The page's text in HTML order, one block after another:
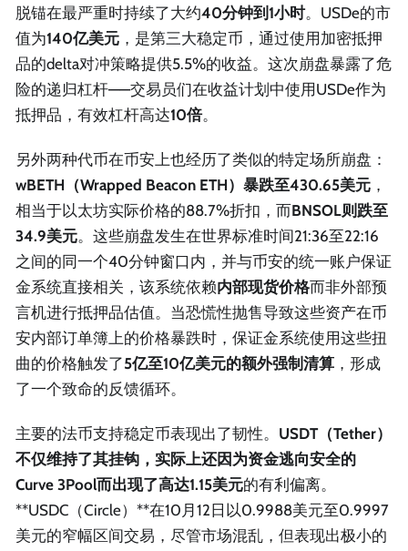
脱锚在最严重时持续了大约40分钟到1小时。USDe的市
值为140亿美元 ，是第三大稳定币，通过使用加密抵押
品的delta对冲策略提供5.5%的收益。这次崩盘暴露了危
险的递归杠杆——交易员们在收益计划中使用USDe作为
抵押品，有效杠杆高达10倍。
另外两种代币在币安上也经历了类似的特定场所崩盘：
wBETH（Wrapped Beacon ETH） 暴跌至430.65美元 ，
相当于以太坊实际价格的88.7%折扣，而BNSOL则跌至
34.9美元。这些崩盘发生在世界标准时间21:36至22:16
之间的同一个40分钟窗口内，并与币安的统一账户保证
金系统直接相关，该系统依赖内部现货价格而非外部预
言机进行抵押品估值。当恐慌性抛售导致这些资产在币
安内部订单簿上的价格暴跌时，保证金系统使用这些扭
曲的价格触发了5亿至10亿美元的额外强制清算 ，形成
了一个致命的反馈循环。
主要的法币支持稳定币表现出了韧性。 USDT（Tether）
不仅维持了其挂钩，实际上还因为资金逃向安全的
Curve 3Pool而出现了高达1.15美元的有利偏离。
**USDC（Circle）**在10月12日以0.9988美元至0.9997
美元的窄幅区间交易，尽管市场混乱，但表现出极小的